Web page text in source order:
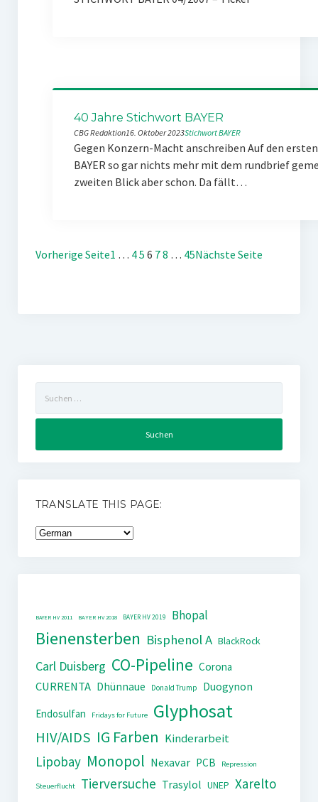
40 Jahre Stichwort BAYER
CBG Redaktion16. Oktober 2023Stichwort BAYER
Gegen Konzern-Macht anschreiben Auf den
BAYER so gar nichts mehr mit dem rundbrief
zweiten Blick aber schon. Da fällt…
Vorherige Seite1 … 45 6 78 … 45Nächste Seite
nach:
TRANSLATE THIS PAGE:
BAYER HV 2011 BAYER HV 2018 BAYER HV 2019 Bhopal
Bienensterben Bisphenol A BlackRock
Carl Duisberg CO-Pipeline Corona
CURRENTA Dhünnaue Donald Trump
Duogynon
Endosulfan
Fridays for Future Glyphosat
HIV/AIDS IG Farben Kinderarbeit
Lipobay Monopol Nexavar PCB Repression
Steuerflucht Tierversuche Trasylol UNEP Xarelto